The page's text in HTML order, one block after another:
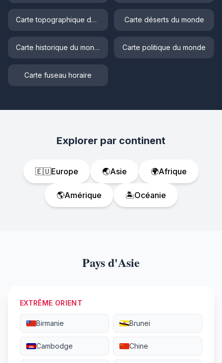
Carte topographique du monde Carte déserts du monde
Carte historique du monde Carte politique du monde
Carte fuseau horaire
Explorer par continent
🇪🇺Europe 🌏Asie 🌍Afrique
🌎Amérique 🏝️Océanie
Pays d'Asie
EXTRÊME ORIENT
Birmanie Brunei
Cambodge Chine